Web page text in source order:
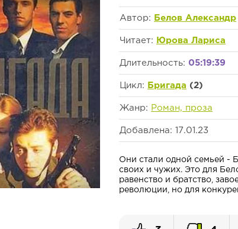
Автор: Белов Александр
Читает: Юрова Лариса
Длительность: 05:19:39
Цикл: Бригада (2)
Жанр: Роман, проза
Добавлена: 17.01.23
Они стали одной семьей -
своих и чужих. Это для
равенство и братство,
революции, но для